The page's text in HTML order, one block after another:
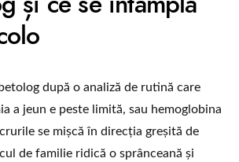
după o analiză de rutină care
a jeun e peste limită, sau hemoglobina
se mișcă în direcția greșită de
de familie ridică o sprânceană și